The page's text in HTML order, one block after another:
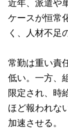
ケースが恒常
く、人材不足
常勤は重い責
低い。一方、
限定され、時
ほど報われな
加速させる。